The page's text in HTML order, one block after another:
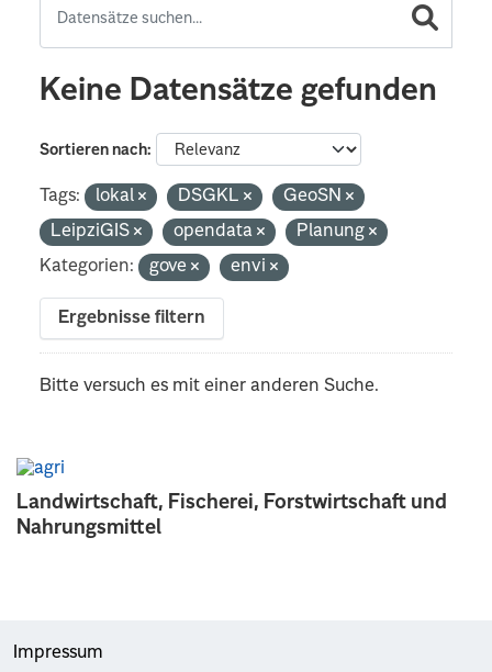
Landwirtschaft, Fischerei, Forstwirtschaft und
Nahrungsmittel
Keine Datensätze gefunden
Sortieren nach
Tags: lokal DSGKL
GeoSN
LeipziGIS
opendata
Planung
Kategorien:
gove envi
Ergebnisse filtern
Bitte versuch es mit einer anderen Suche.
Impressum